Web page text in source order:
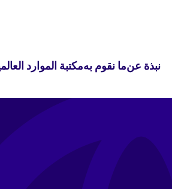
نبذة عنما نقوم بهمكتبة الموارد